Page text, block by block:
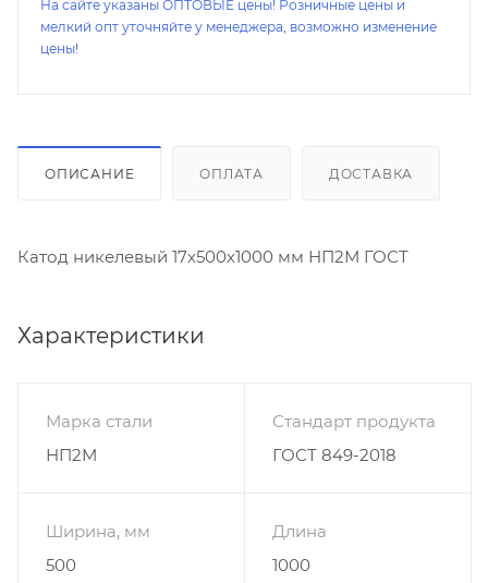
На сайте указаны ОПТОВЫЕ цены! Розничные цены и
мелкий опт уточняйте у менеджера, возможно изменение
цены!
ОПИСАНИЕ ОПЛАТА ДОСТАВКА
Катод никелевый 17х500х1000 мм НП2М ГОСТ
Характеристики
Марка стали
НП2М
Стандарт продукта
ГОСТ 849-2018
Ширина, мм
500
Длина
1000